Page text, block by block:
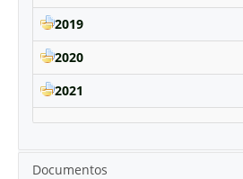
2019
2020
2021
Documentos